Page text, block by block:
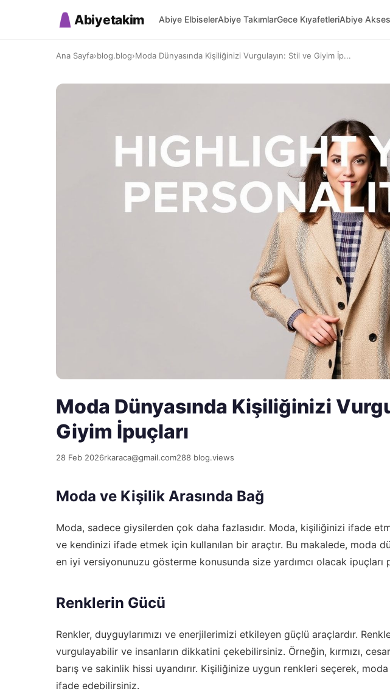
Abiyetakim Abiye ElbiselerAbiye TakımlarGece KıyafetleriAbiye
Ana Sayfa›blog.blog›Moda Dünyasında Kişiliğinizi Vurgulayın: Stil ve Giyim İp...
Moda Dünyasında Kişiliğinizi
Giyim İpuçları
28 Feb 2026rkaraca@gmail.com288 blog.views
Moda ve Kişilik Arasında Bağ
Moda, sadece giysilerden çok daha fazlasıdır. Moda, kişiliğinizi ifade
ve kendinizi ifade etmek için kullanılan bir araçtır. Bu makalede, moda
en iyi versiyonunuzu gösterme konusunda size yardımcı olacak ipuçları
Renklerin Gücü
Renkler, duyguylarımızı ve enerjilerimizi etkileyen güçlü araçlardır.
vurgulayabilir ve insanların dikkatini çekebilirsiniz. Örneğin, kırmızı,
barış ve sakinlik hissi uyandırır. Kişiliğinize uygun renkleri seçerek,
ifade edebilirsiniz.